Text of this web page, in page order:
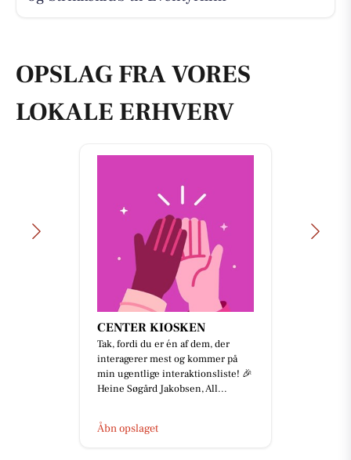
OPSLAG FRA VORES
LOKALE ERHVERV
CENTER KIOSKEN
Tak, fordi du er én af dem, der
interagerer mest og kommer på
min ugentlige interaktionsliste! 🎉
Heine Søgård Jakobsen, All...
Åbn opslaget